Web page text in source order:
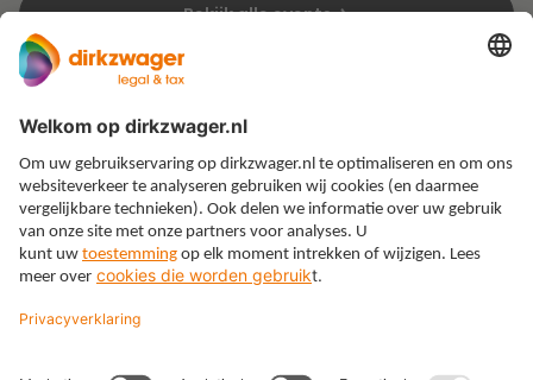
Bekijk alle events
Expertises
Thema’s